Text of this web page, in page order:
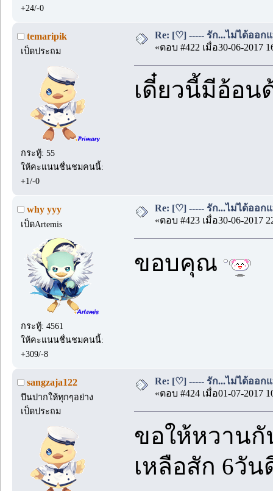
+24/-0
temaripik
เป็ดประถม
กระทู้: 55
ให้คะแนนชื่นชมคนนี้:
+1/-0
Re: [♡] ----- รัก...ไม่ได้ออกแ
«ตอบ #422 เมื่อ30-06-2017
เดี๋ยวนี้มีอ้อน
why yyy
เป็ดArtemis
กระทู้: 4561
ให้คะแนนชื่นชมคนนี้:
+309/-8
Re: [♡] ----- รัก...ไม่ได้ออกแ
«ตอบ #423 เมื่อ30-06-2017
ขอบคุณ
sangzaja122
บึนปากให้ทุกๆอย่าง
เป็ดประถม
Re: [♡] ----- รัก...ไม่ได้ออกแ
«ตอบ #424 เมื่อ01-07-2017
ขอให้หวานกั
เหลือสัก 6วั